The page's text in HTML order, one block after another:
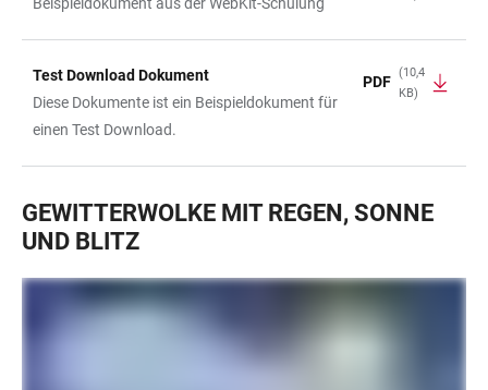
Test Download Dokument
Diese Dokumente ist ein Beispieldokument für
einen Test Download.
PDF
(10,4
KB)
GEWITTERWOLKE MIT REGEN, SONNE
UND BLITZ